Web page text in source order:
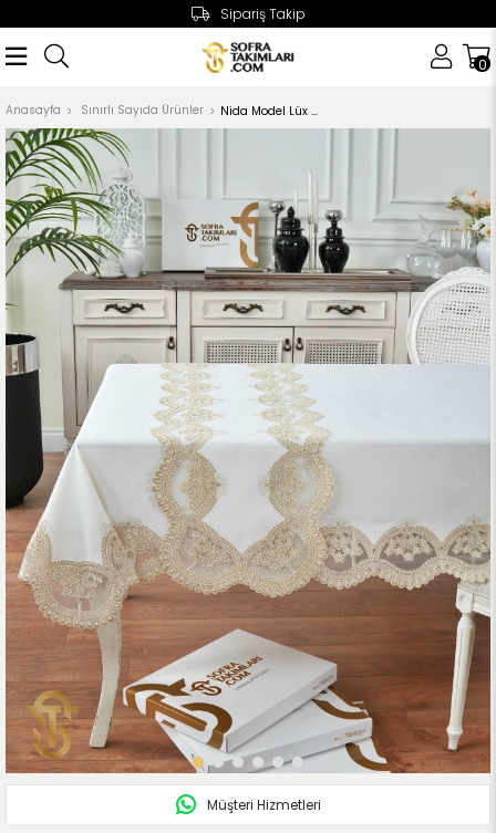
Sipariş Takip
0
Anasayfa Sınırlı Sayıda Ürünler Nida Model Lüx Masa Örtüsü + Runner Seti ST900 MR2
Müşteri Hizmetleri